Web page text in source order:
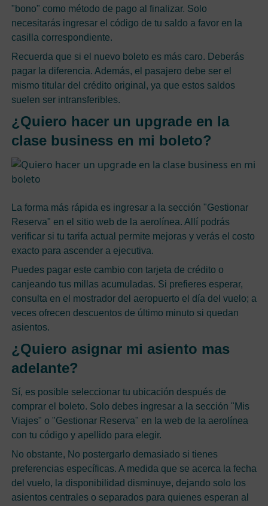
"bono" como método de pago al finalizar. Solo
necesitarás ingresar el código de tu saldo a favor en la
casilla correspondiente.
Recuerda que si el nuevo boleto es más caro. Deberás
pagar la diferencia. Además, el pasajero debe ser el
mismo titular del crédito original, ya que estos saldos
suelen ser intransferibles.
¿Quiero hacer un upgrade en la
clase business en mi boleto?
La forma más rápida es ingresar a la sección "Gestionar
Reserva" en el sitio web de la aerolínea. Allí podrás
verificar si tu tarifa actual permite mejoras y verás el costo
exacto para ascender a ejecutiva.
Puedes pagar este cambio con tarjeta de crédito o
canjeando tus millas acumuladas. Si prefieres esperar,
consulta en el mostrador del aeropuerto el día del vuelo; a
veces ofrecen descuentos de último minuto si quedan
asientos.
¿Quiero asignar mi asiento mas
adelante?
Sí, es posible seleccionar tu ubicación después de
comprar el boleto. Solo debes ingresar a la sección "Mis
Viajes" o "Gestionar Reserva" en la web de la aerolínea
con tu código y apellido para elegir.
No obstante, No postergarlo demasiado si tienes
preferencias específicas. A medida que se acerca la fecha
del vuelo, la disponibilidad disminuye, dejando solo los
asientos centrales o separados para quienes esperan al